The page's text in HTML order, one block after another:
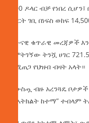
500 ዶላር ብቻ የነበረ
ምርት ገቢ በነፍስ ወከፍ
አሁናዊ ቁጥራዊ መረጃዎች
የምትገኝው ትንሿ ሀገር
የሚጠጋ የህዝብ ብዛት አላት።
በውስጧ ብዙ አረንጓዴ
“የአትክልት ከተማ” ተብላም